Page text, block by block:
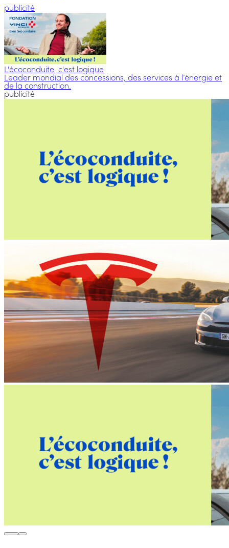
publicité
L'écoconduite, c'est logique
Leader mondial des concessions, des services à l’énergie et
de la construction.
publicité